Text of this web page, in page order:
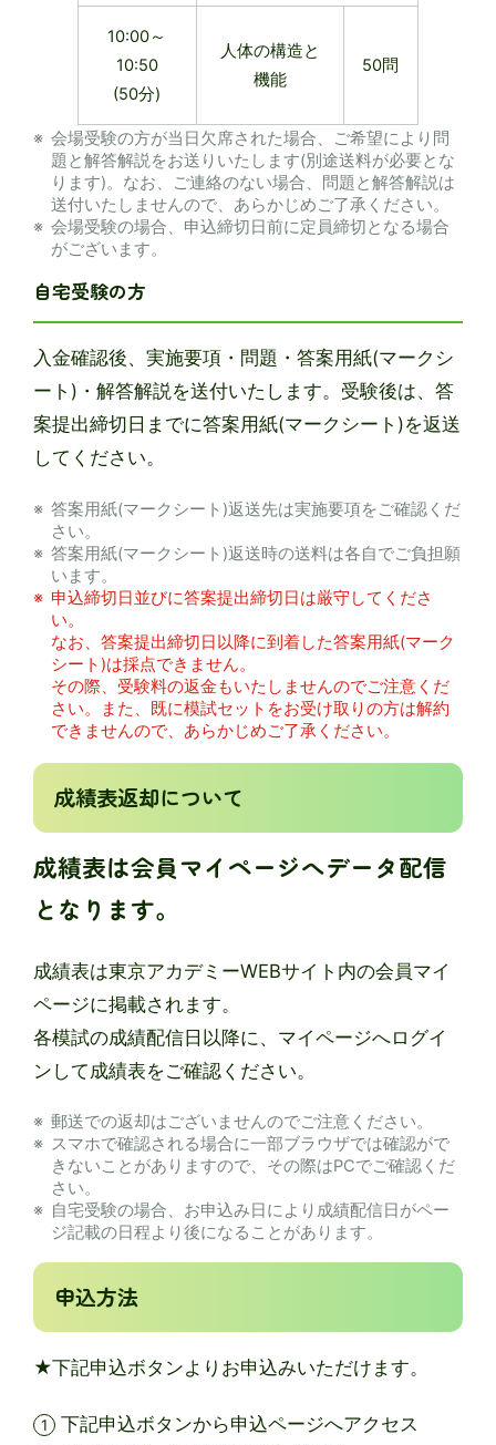
10:00～
10:50
(50分)
人体の構造と
機能
50問
会場受験の方が当日欠席された場合、ご希望により問
題と解答解説をお送りいたします(別途送料が必要とな
ります)。なお、ご連絡のない場合、問題と解答解説は
送付いたしませんので、あらかじめご了承ください。
会場受験の場合、申込締切日前に定員締切となる場合
がございます。
自宅受験の方
入金確認後、実施要項・問題・答案用紙(マークシ
ート)・解答解説を送付いたします。受験後は、答
案提出締切日までに答案用紙(マークシート)を返送
してください。
答案用紙(マークシート)返送先は実施要項をご確認くだ
さい。
答案用紙(マークシート)返送時の送料は各自でご負担願
います。
申込締切日並びに答案提出締切日は厳守してくださ
い。
なお、答案提出締切日以降に到着した答案用紙(マーク
シート)は採点できません。
その際、受験料の返金もいたしませんのでご注意くだ
さい。また、既に模試セットをお受け取りの方は解約
できませんので、あらかじめご了承ください。
成績表返却について
成績表は会員マイページへデータ配信
となります。
成績表は東京アカデミーWEBサイト内の会員マイ
ページに掲載されます。
各模試の成績配信日以降に、マイページへログイ
ンして成績表をご確認ください。
郵送での返却はございませんのでご注意ください。
スマホで確認される場合に一部ブラウザでは確認がで
きないことがありますので、その際はPCでご確認くだ
さい。
自宅受験の場合、お申込み日により成績配信日がペー
ジ記載の日程より後になることがあります。
申込方法
★下記申込ボタンよりお申込みいただけます。
下記申込ボタンから申込ページへアクセス